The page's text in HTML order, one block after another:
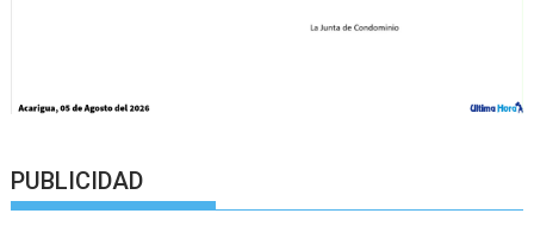
PUBLICIDAD